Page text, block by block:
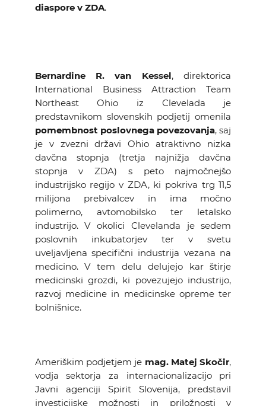
diaspore v ZDA.
Bernardine R. van Kessel, direktorica
International Business Attraction Team
Northeast Ohio iz Clevelada je
predstavnikom slovenskih podjetij omenila
pomembnost poslovnega povezovanja, saj
je v zvezni državi Ohio atraktivno nizka
davčna stopnja (tretja najnižja davčna
stopnja v ZDA) s peto najmočnejšo
industrijsko regijo v ZDA, ki pokriva trg 11,5
milijona prebivalcev in ima močno
polimerno, avtomobilsko ter letalsko
industrijo. V okolici Clevelanda je sedem
poslovnih inkubatorjev ter v svetu
uveljavljena specifični industrija vezana na
medicino. V tem delu delujejo kar štirje
medicinski grozdi, ki povezujejo industrijo,
razvoj medicine in medicinske opreme ter
bolnišnice.
Ameriškim podjetjem je mag. Matej Skočir,
vodja sektorja za internacionalizacijo pri
Javni agenciji Spirit Slovenija, predstavil
investicijske možnosti in priložnosti v